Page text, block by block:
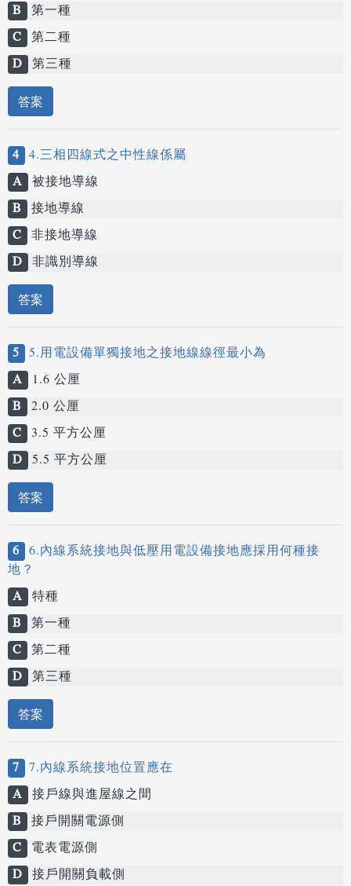
B 第一種
C 第二種
D 第三種
答案
4 4.三相四線式之中性線係屬
A 被接地導線
B 接地導線
C 非接地導線
D 非識別導線
答案
5 5.用電設備單獨接地之接地線線徑最小為
A
1.6 公厘
B 2.0 公厘
C 3.5 平方公厘
D 5.5 平方公厘
答案
6 6.內線系統接地與低壓用電設備接地應採用何種接
地？
A 特種
B 第一種
C 第二種
D 第三種
答案
7 7.內線系統接地位置應在
A 接戶線與進屋線之間
B 接戶開關電源側
C 電表電源側
D 接戶開關負載側